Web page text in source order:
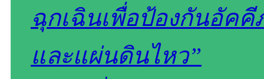
ฉุกเฉินเพื่อป้องกันอัคคี
และแผ่นดินไหว”